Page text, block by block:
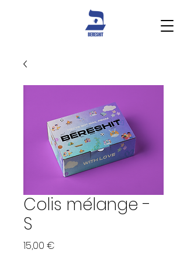
Colis mélange -
S
15,00 €